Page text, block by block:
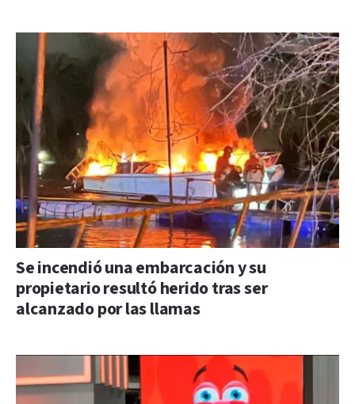
Se incendió una embarcación y su
propietario resultó herido tras ser
alcanzado por las llamas